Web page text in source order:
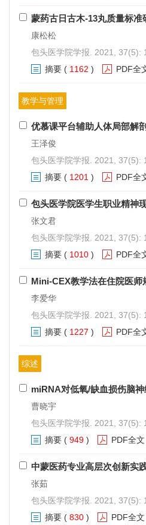
蒙药古日古木-13丸质量标准
康松松
包头医学院学报. 2021, 37(5):
摘要 ( 1162 ) PDF全
教学与管理
优慕课平台辅助人体局部解
王泽俊
包头医学院学报. 2021, 37(5):
摘要 ( 1201 ) PDF全
包头医学院医学生职业精神
张文君
包头医学院学报. 2021, 37(5):
摘要 ( 1010 ) PDF全
Mini-CEX教学法在住院医师
李爱华
包头医学院学报. 2021, 37(5):
摘要 ( 1227 ) PDF全
综述
miRNA对低氧/缺血损伤脑
曹晓宇
包头医学院学报. 2021, 37(5):
摘要 ( 949 ) PDF全文
中蒙医药专业高层次创新实
张茹
包头医学院学报. 2021, 37(5):
摘要 ( 830 ) PDF全文